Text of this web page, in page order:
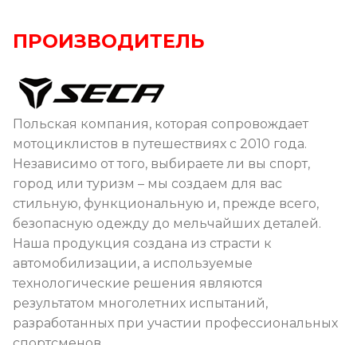
ПРОИЗВОДИТЕЛЬ
Польская компания, которая сопровождает
мотоциклистов в путешествиях с 2010 года.
Независимо от того, выбираете ли вы спорт,
город или туризм – мы создаем для вас
стильную, функциональную и, прежде всего,
безопасную одежду до мельчайших деталей.
Наша продукция создана из страсти к
автомобилизации, а используемые
технологические решения являются
результатом многолетних испытаний,
разработанных при участии профессиональных